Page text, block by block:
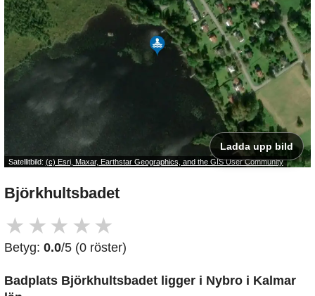
Satellitbild: (c) Esri, Maxar, Earthstar Geographics, and the GIS User Community
Ladda upp bild
Björkhultsbadet
★ ★ ★ ★ ★
Betyg: 0.0/5 (0 röster)
Badplats Björkhultsbadet ligger i Nybro i Kalmar